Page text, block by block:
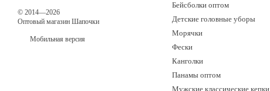
© 2014—2026
Оптовый магазин Шапочки
Мобильная версия
Бейсболки оптом
Детские головные уборы
Морячки
Фески
Канголки
Панамы оптом
Мужские классические кепки